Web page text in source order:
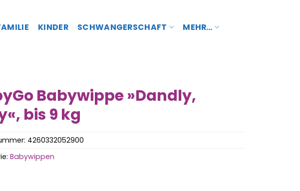
KINDER SCHWANGERSCHAFT MEHR…
Babywippe »Dandly,
bis 9 kg
4260332052900
Babywippen